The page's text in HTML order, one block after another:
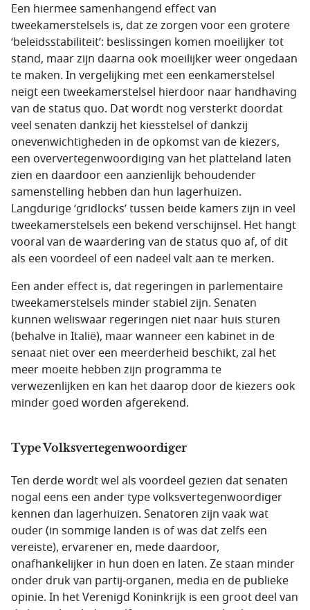
Een hiermee samenhangend effect van
tweekamerstelsels is, dat ze zorgen voor een grotere
‘beleidsstabiliteit’: beslissingen komen moeilijker tot
stand, maar zijn daarna ook moeilijker weer ongedaan
te maken. In vergelijking met een eenkamerstelsel
neigt een tweekamerstelsel hierdoor naar handhaving
van de status quo. Dat wordt nog versterkt doordat
veel senaten dankzij het kiesstelsel of dankzij
onevenwichtigheden in de opkomst van de kiezers,
een oververtegenwoordiging van het platteland laten
zien en daardoor een aanzienlijk behoudender
samenstelling hebben dan hun lagerhuizen.
Langdurige ‘gridlocks’ tussen beide kamers zijn in veel
tweekamerstelsels een bekend verschijnsel. Het hangt
vooral van de waardering van de status quo af, of dit
als een voordeel of een nadeel valt aan te merken.
Een ander effect is, dat regeringen in parlementaire
tweekamerstelsels minder stabiel zijn. Senaten
kunnen weliswaar regeringen niet naar huis sturen
(behalve in Italië), maar wanneer een kabinet in de
senaat niet over een meerderheid beschikt, zal het
meer moeite hebben zijn programma te
verwezenlijken en kan het daarop door de kiezers ook
minder goed worden afgerekend.
Type Volksvertegenwoordiger
Ten derde wordt wel als voordeel gezien dat senaten
nogal eens een ander type volksvertegenwoordiger
kennen dan lagerhuizen. Senatoren zijn vaak wat
ouder (in sommige landen is of was dat zelfs een
vereiste), ervarener en, mede daardoor,
onafhankelijker in hun doen en laten. Ze staan minder
onder druk van partij-organen, media en de publieke
opinie. In het Verenigd Koninkrijk is een groot deel van